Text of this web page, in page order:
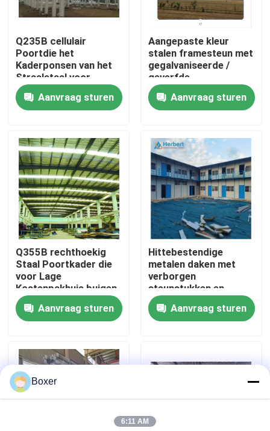
Huis
Ongeveer ons
Fabrieksreis
Kwaliteitscontrole
Contacteer ons
Nieuws
Gevallen
staal ruimtekaders
Q235B cellulair
Poortdie het
Kaderponsen van het
Straalstaal voor
Hangaar wordt
aangepast
Aanvraag sturen
Aangepaste kleur
stalen framesteun met
gegalvaniseerde /
geverfde
oppervlaktebehandeling
Aanvraag sturen
Q355B rechthoekig
Staal Poortkader die
voor Lage
Kostenpakhuis buigen
Aanvraag sturen
Hittebestendige
metalen daken met
verborgen
steunstukken en
isolatiepads
Aanvraag sturen
Boxer
6:11 AM